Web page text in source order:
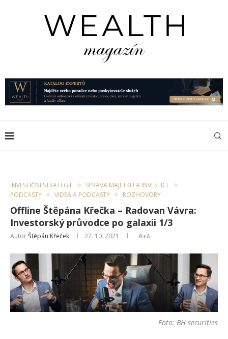
INVESTIČNÍ STRATEGIE
SPRÁVA MAJETKU A INVESTICE
PODCASTY
VIDEA A PODCASTY ROZHOVORY
Offline Štěpána Křečka – Radovan Vávra:
Investorský průvodce po galaxii 1/3
AutorŠtěpán Křeček 27. 10. 2021 A+A-
Foto: BH securities